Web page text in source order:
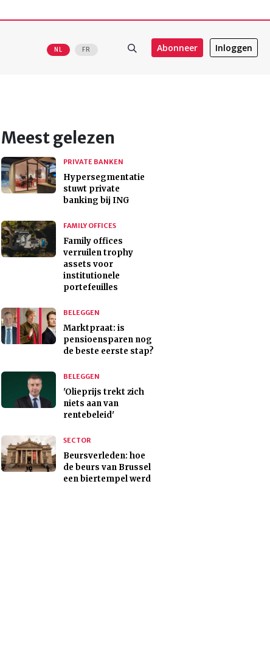
NL FR Abonneer Inloggen
Meest gelezen
PRIVATE BANKEN
Hypersegmentatie
stuwt private
banking bij ING
FAMILY OFFICES
Family offices
verruilen trophy
assets voor
institutionele
portefeuilles
BELEGGEN
Marktpraat: is
pensioensparen nog
de beste eerste stap?
BELEGGEN
'Olieprijs trekt zich
niets aan van
rentebeleid'
SECTOR
Beursverleden: hoe
de beurs van Brussel
een biertempel werd